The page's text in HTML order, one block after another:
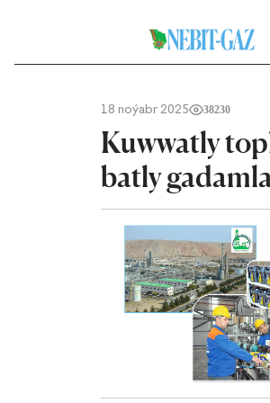
18 noýabr 2025 38230
Kuwwatly
batly